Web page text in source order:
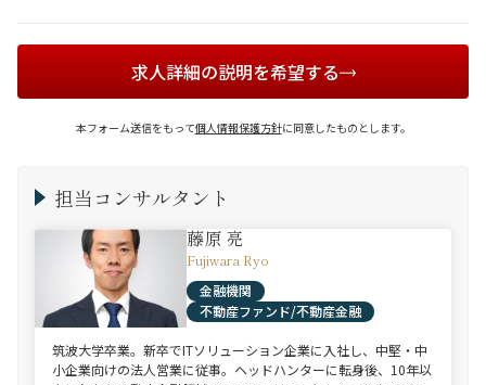
求人詳細の説明を希望する
本フォーム送信をもって個人情報保護方針に同意したものとします。
担当コンサルタント
藤原 亮
Fujiwara Ryo
金融機関
不動産ファンド/不動産金融
筑波大学卒業。新卒でITソリューション企業に入社し、中堅・中
小企業向けの法人営業に従事。ヘッドハンターに転身後、10年以